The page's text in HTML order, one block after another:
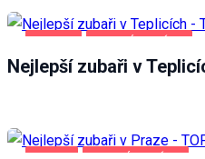
Nejlepší zubaři v